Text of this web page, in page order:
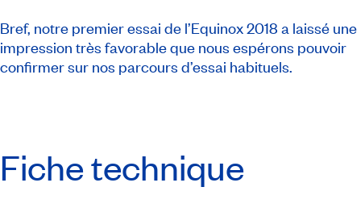
Bref, notre premier essai de l’Equinox 2018 a laissé une
impression très favorable que nous espérons pouvoir
confirmer sur nos parcours d’essai habituels.
Fiche technique